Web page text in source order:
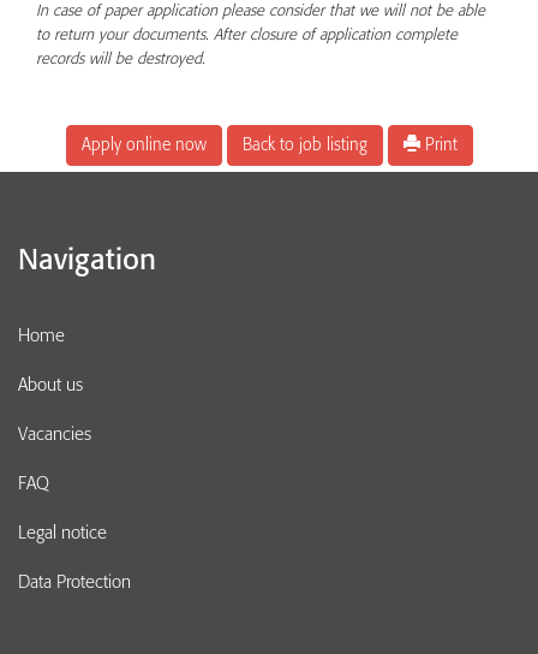
In case of paper application please consider that we will not be able
to return your documents. After closure of application complete
records will be destroyed.
Apply online now Back to job listing Print
Navigation
Home
About us
Vacancies
FAQ
Legal notice
Data Protection